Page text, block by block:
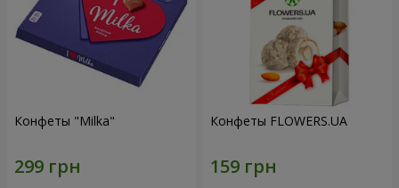
Конфеты "Milka" Конфеты FLOWERS.UA